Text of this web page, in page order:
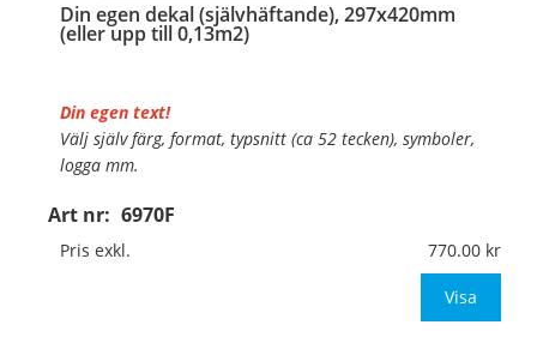
Din egen dekal (självhäftande), 297x420mm
(eller upp till 0,13m2)
Art nr: 6970F
Din egen text!
Välj själv färg, format, typsnitt (ca 52 tecken), symboler,
logga mm.
Material:Självhäftande folie
Mått:297x420mm (eller annat mått upp till 0,13m²)
Pris exkl. 770.00
Visa